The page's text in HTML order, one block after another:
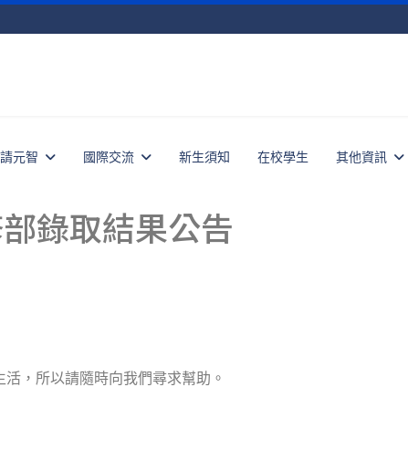
元智 國際交流 新生須知 在校學生 其他資訊
錄取結果公告
，所以請隨時向我們尋求幫助。